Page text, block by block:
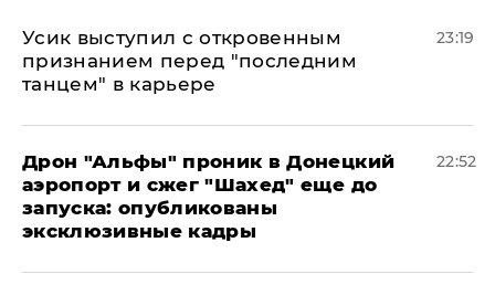
Усик выступил с откровенным
признанием перед "последним
танцем" в карьере
23:19
Дрон "Альфы" проник в Донецкий
аэропорт и сжег "Шахед" еще до
запуска: опубликованы
эксклюзивные кадры
22:52